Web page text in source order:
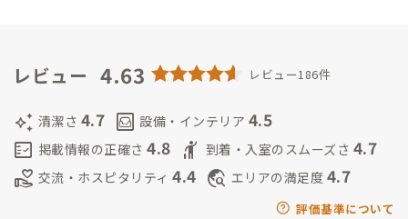
ェのような雰囲気で病気の悩みや健康の⼼配ごとを相談したり
やプールあり）
・IT企業 人事 育成・大学 非常勤講師・ライフコーチング(CTI認
善 より良い拠点にしていきたいと思っているので、ぜひみなさ
んのお話を聞かせてください🏠
す！ 正社員で障害福祉の現場で働いて、 アルバイトで生活保護
家庭の子ども達に勉強を教えて、フリーでイベントやプロフィー
ルの写真を撮るカメラマンや事務管理のお仕事をしています＾
レビュー 4.63 レビュー186件
auto_awesome 清潔さ 4.7 living 設備・インテリア 4.5
fact_check 掲載情報の正確さ 4.8 hail 到着・入室のスムーズさ 4.7
volunteer_activism 交流・ホスピタリティ 4.4 travel_explore エリアの満足度 4.7
評価基準について